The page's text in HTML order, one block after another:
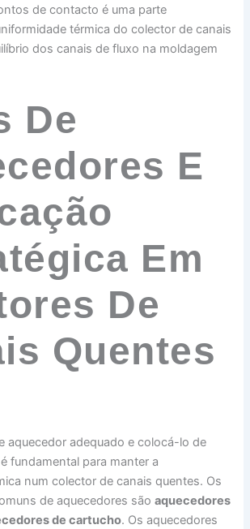
de contacto é uma parte
térmica do colector de canais
dos canais de fluxo na moldagem
De
E
Em
De
Quentes
aquecedor adequado e colocá-lo de
fundamental para manter a
num colector de canais quentes. Os
de aquecedores sãoaquecedores
de cartucho. Os aquecedores